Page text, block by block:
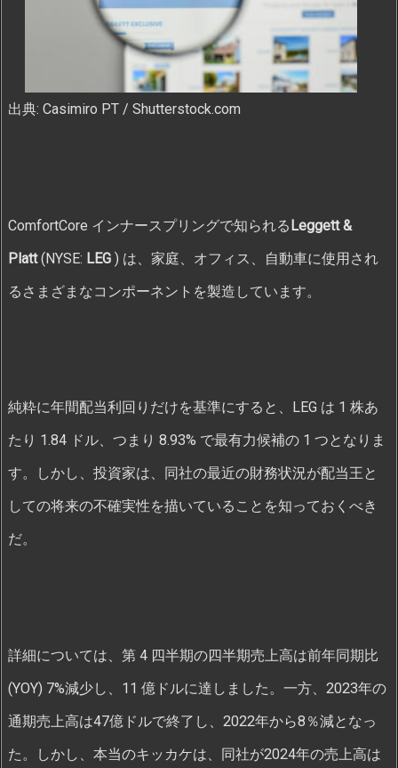
出典: Casimiro PT / Shutterstock.com
ComfortCore インナースプリングで知られる Leggett &
Platt(NYSE: LEG ) は、家庭、オフィス、自動車に使用され
るさまざまなコンポーネントを製造しています。
純粋に年間配当利回りだけを基準にすると、LEG は 1 株あ
たり 1.84 ドル、つまり 8.93% で最有力候補の 1 つとなりま
す。しかし、投資家は、同社の最近の財務状況が配当王と
しての将来の不確実性を描いていることを知っておくべき
だ。
詳細については、第 4 四半期の四半期売上高は前年同期比
(YOY) 7%減少し、11 億ドルに達しました。一方、2023年の
通期売上高は47億ドルで終了し、2022年から8％減となっ
た。しかし、本当のキッカケは、同社が2024年の売上高は